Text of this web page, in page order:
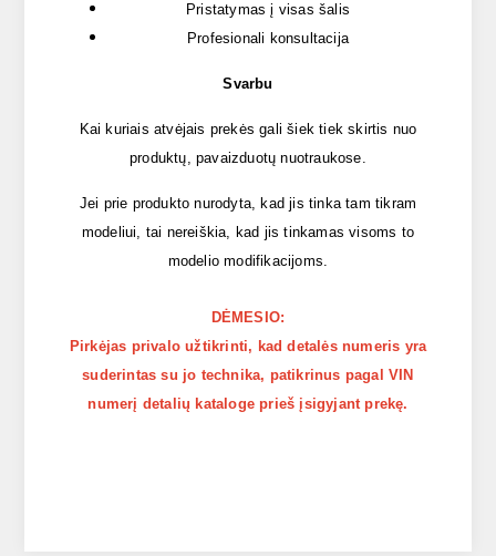
Pristatymas į visas šalis
Profesionali konsultacija
Svarbu
Kai kuriais atvėjais prekės gali šiek tiek skirtis nuo
produktų, pavaizduotų nuotraukose.
Jei prie produkto nurodyta, kad jis tinka tam tikram
modeliui, tai nereiškia, kad jis tinkamas visoms to
modelio modifikacijoms.
DĖMESIO:
Pirkėjas privalo užtikrinti, kad detalės numeris yra
suderintas su jo technika, patikrinus pagal VIN
numerį detalių kataloge prieš įsigyjant prekę.